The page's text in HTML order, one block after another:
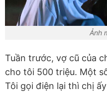
Ảnh
Tuần trước, vợ cũ của
cho tôi 500 triệu. Một
Tôi gọi điện lại thì chị